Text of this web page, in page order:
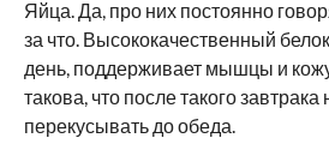
Яйца. Да, про них постоянно
за что. Высококачественный
день, поддерживает мышцы и
такова, что после такого завтрака
перекусывать до обеда.